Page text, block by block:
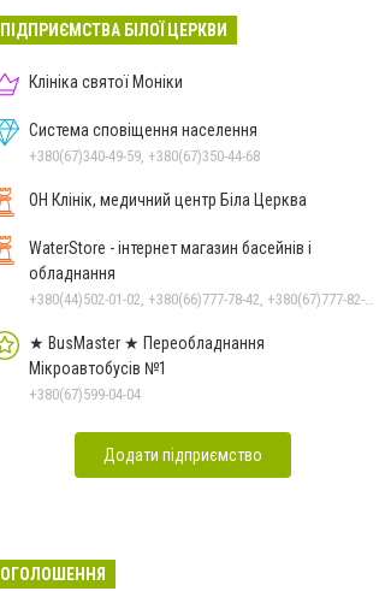
Всі матеріали тут
ПІДПРИЄМСТВА БІЛОЇ ЦЕРКВИ
Клініка святої Моніки
Система сповіщення населення
+380(67)340-49-59, +380(67)350-44-68
ОН Клінік, медичний центр Біла Церква
WaterStore - інтернет магазин басейнів і
обладнання
★ BusMaster ★ Переобладнання
Мікроавтобусів №1
+380(67)599-04-04
Додати підприємство
ОГОЛОШЕННЯ